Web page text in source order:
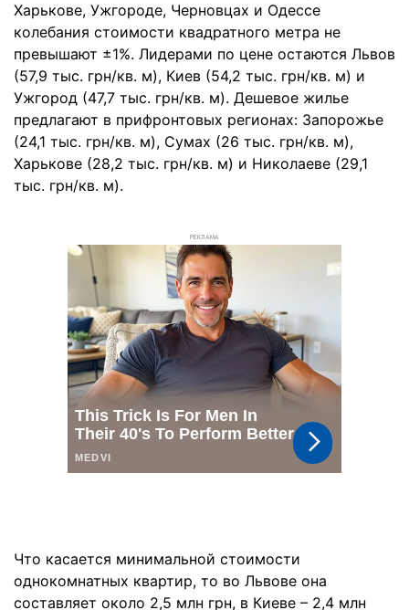
Харькове, Ужгороде, Черновцах и Одессе
колебания стоимости квадратного метра не
превышают ±1%. Лидерами по цене остаются Львов
(57,9 тыс. грн/кв. м), Киев (54,2 тыс. грн/кв. м) и
Ужгород (47,7 тыс. грн/кв. м). Дешевое жилье
предлагают в прифронтовых регионах: Запорожье
(24,1 тыс. грн/кв. м), Сумах (26 тыс. грн/кв. м),
Харькове (28,2 тыс. грн/кв. м) и Николаеве (29,1
тыс. грн/кв. м).
РЕКЛАМА
Что касается минимальной стоимости
однокомнатных квартир, то во Львове она
составляет около 2,5 млн грн, в Киеве – 2,4 млн